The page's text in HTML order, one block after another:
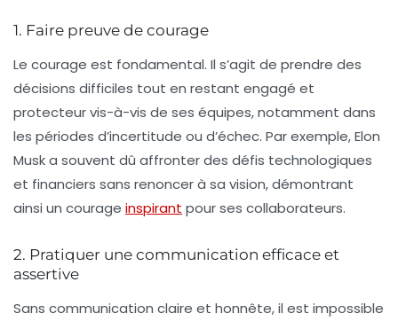
1. Faire preuve de courage
Le courage est fondamental. Il s’agit de prendre des
décisions difficiles tout en restant engagé et
protecteur vis-à-vis de ses équipes, notamment dans
les périodes d’incertitude ou d’échec. Par exemple, Elon
Musk a souvent dû affronter des défis technologiques
et financiers sans renoncer à sa vision, démontrant
ainsi un courage inspirant pour ses collaborateurs.
2. Pratiquer une communication efficace et
assertive
Sans communication claire et honnête, il est impossible